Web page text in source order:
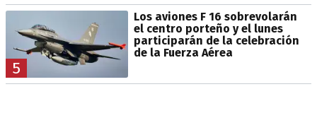
5
Los aviones F 16 sobrevolarán
el centro porteño y el lunes
participarán de la celebración
de la Fuerza Aérea